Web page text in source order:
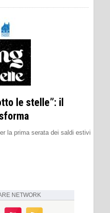
le stelle”: il
la prima serata dei saldi estivi
NETWORK